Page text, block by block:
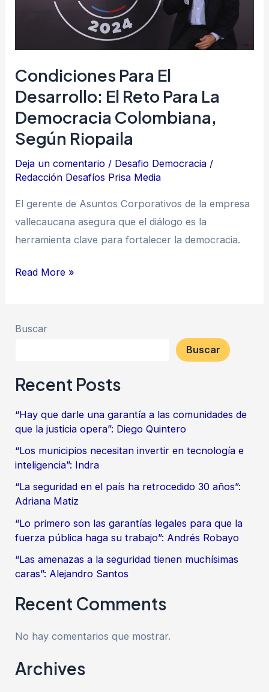
Condiciones Para El
Desarrollo: El Reto Para La
Democracia Colombiana,
Según Riopaila
Deja un comentario / Desafio Democracia /
Redacción Desafíos Prisa Media
El gerente de Asuntos Corporativos de la empresa
vallecaucana asegura que el diálogo es la
herramienta clave para fortalecer la democracia.
la
democracia
colombiana,
Riopaila
Read More »
Buscar
Buscar
Recent Posts
“Hay que darle una garantía a las comunidades de
que la justicia opera”: Diego Quintero
“Los municipios necesitan invertir en tecnología e
inteligencia”: Indra
“La seguridad en el país ha retrocedido 30 años”:
Adriana Matiz
“Lo primero son las garantías legales para que la
fuerza pública haga su trabajo”: Andrés Robayo
“Las amenazas a la seguridad tienen muchísimas
caras”: Alejandro Santos
Recent Comments
No hay comentarios que mostrar.
Archives